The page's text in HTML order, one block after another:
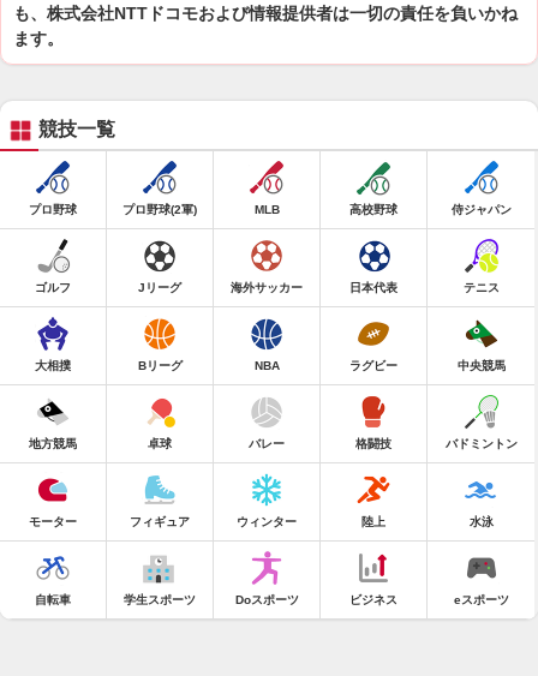
も、株式会社NTTドコモおよび情報提供者は一切の責任を負いかね
ます。
競技一覧
プロ野球 プロ野球(2軍) MLB 高校野球 侍ジャパン
ゴルフ Jリーグ 海外サッカー 日本代表 テニス
大相撲 Bリーグ NBA ラグビー 中央競馬
地方競馬 卓球 バレー 格闘技 バドミントン
モーター フィギュア ウィンター 陸上 水泳
自転車 学生スポーツ Doスポーツ ビジネス eスポーツ